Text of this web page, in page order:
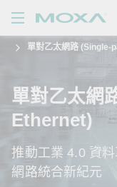
品
決方案
援
買
單對乙太網路 (Single-
單對乙太網
Ethernet)
推動工業 4.0 資
網路統合新紀元
查看詢價明細